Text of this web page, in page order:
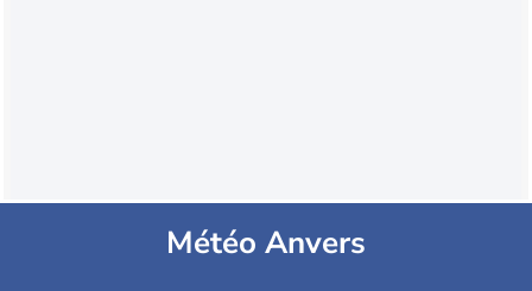
Météo Anvers